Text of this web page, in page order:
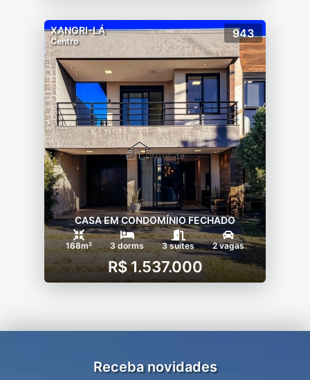
XANGRI-LÁ
Centro
943
CASA EM CONDOMÍNIO FECHADO
168m² 3 dorms 3 suítes 2 vagas
R$ 1.537.000
Receba novidades